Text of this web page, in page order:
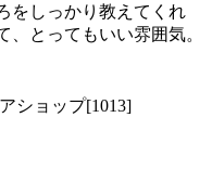
をしっかり教えてくれ
、とってもいい雰囲気。
ショップ[1013]